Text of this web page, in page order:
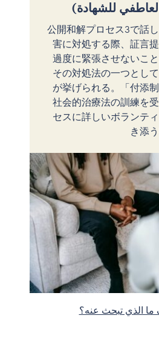
للشهادة)
公開和解プロセス3で話
害に対処する際、証言
過度に緊張させないこと
その対処法の一つとし
が挙げられる。「付添
社会的治療法の訓練を
セスに詳しいボランテ
き添
ما الذي تبحث عنه؟